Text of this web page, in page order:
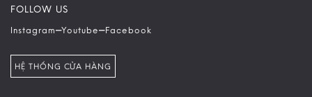
FOLLOW US
Instagram–Youtube–Facebook
HỆ THỐNG CỬA HÀNG